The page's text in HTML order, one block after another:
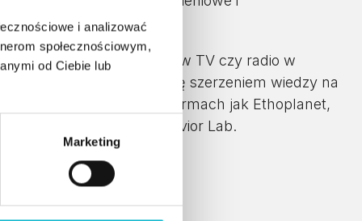
i analizować
społecznościowym,
od Ciebie lub
Marketing
of Parrot Disaster.
Wielokrotnie gościła w TV czy radio w
Czwórka. Zajmuje się szerzeniem wiedzy na
się na takich platformach jak Ethoplanet,
czy Avian Behavior Lab.